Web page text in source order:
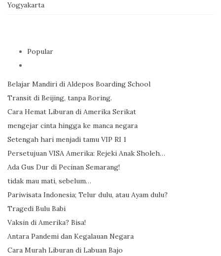
Yogyakarta
Popular
Belajar Mandiri di Aldepos Boarding School
Transit di Beijing, tanpa Boring.
Cara Hemat Liburan di Amerika Serikat
mengejar cinta hingga ke manca negara
Setengah hari menjadi tamu VIP RI 1
Persetujuan VISA Amerika: Rejeki Anak Sholeh…
Ada Gus Dur di Pecinan Semarang!
tidak mau mati, sebelum…
Pariwisata Indonesia; Telur dulu, atau Ayam dulu?
Tragedi Bulu Babi
Vaksin di Amerika? Bisa!
Antara Pandemi dan Kegalauan Negara
Cara Murah Liburan di Labuan Bajo